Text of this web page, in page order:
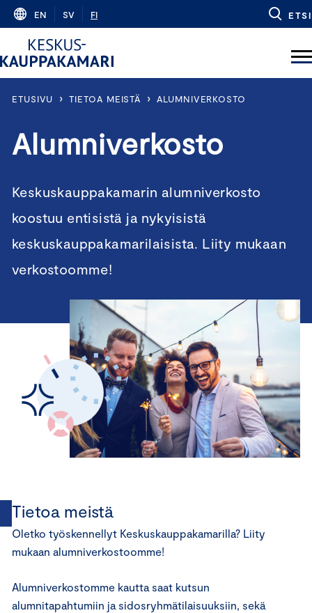
Skip
content
EN SV FI ETSI
ETUSIVU › TIETOA MEISTÄ › ALUMNIVERKOSTO
Alumniverkosto
Keskuskauppakamarin alumniverkosto
koostuu entisistä ja nykyisistä
keskuskauppakamarilaisista. Liity mukaan
verkostoomme!
Tietoa meistä
Oletko työskennellyt Keskuskauppakamarilla? Liity
mukaan alumniverkostoomme!
Alumniverkostomme kautta saat kutsun
alumnitapahtumiin ja sidosryhmätilaisuuksiin, sekä